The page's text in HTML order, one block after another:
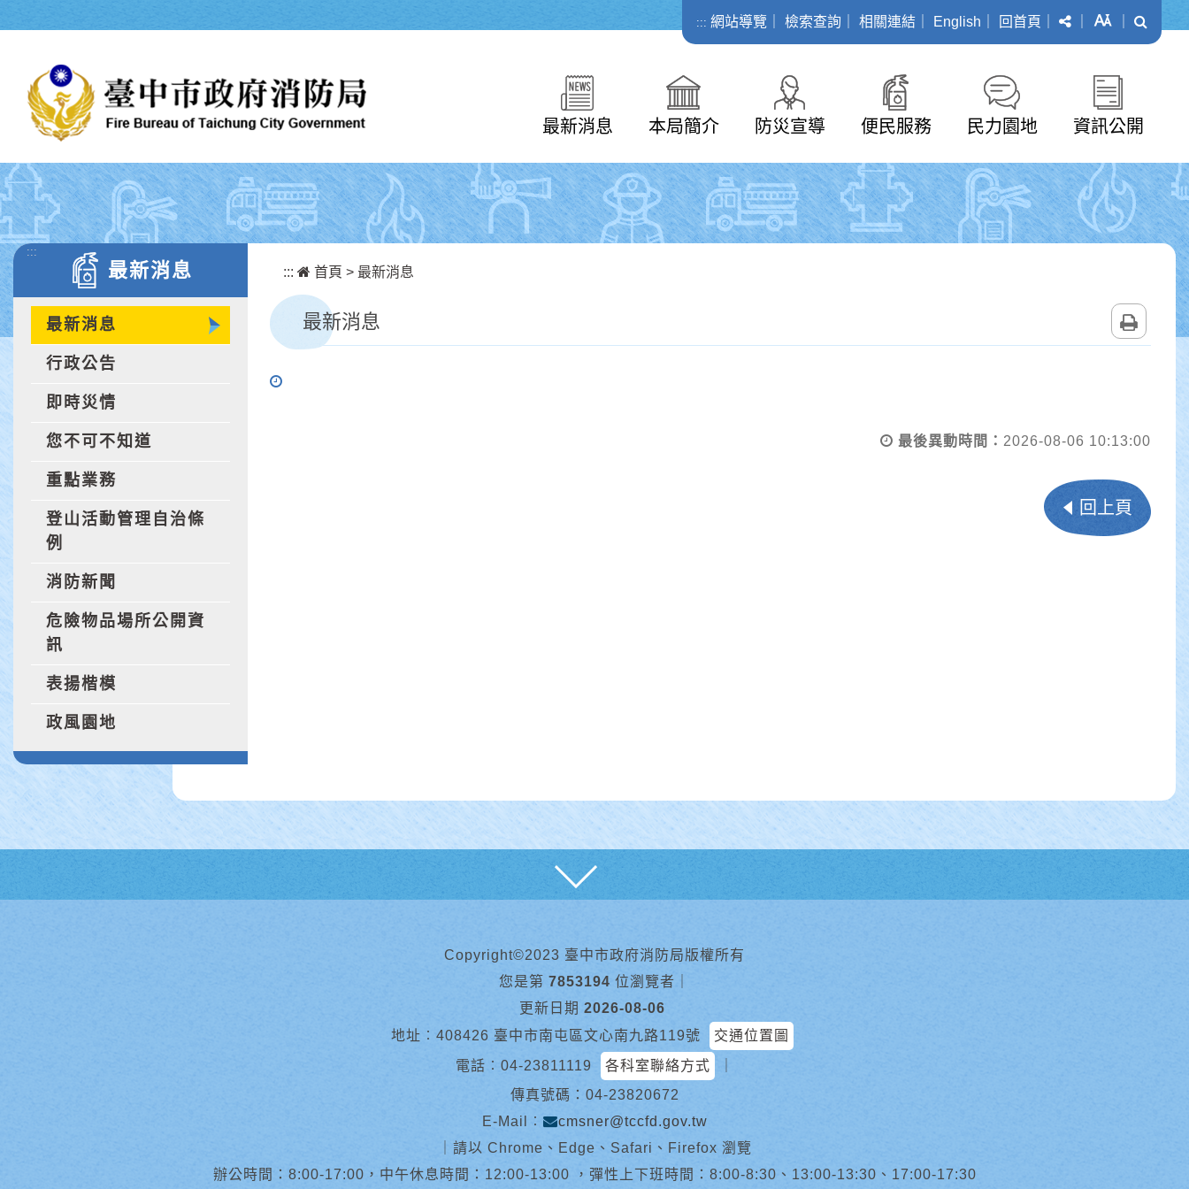
::: 網站導覽 檢索查詢 相關連結 English 回首頁 分享 字級
最新消息 本局簡介 防災宣導 便民服務 民力園地 資訊公開
:::
最新消息
最新消息
行政公告
即時災情
您不可不知道
重點業務
登山活動管理自治條
例
消防新聞
危險物品場所公開資
訊
表揚楷模
政風園地
::: 首頁 > 最新消息
最新消息
最後異動時間： 2026-08-06 10:13:00
回上頁
Copyright©2023 臺中市政府消防局版權所有
您是第 7853194 位瀏覽者
更新日期 2026-08-06
地址︰408426 臺中市南屯區文心南九路119號
交通位置圖
電話︰ 04-23811119 各科室聯絡方式
傳真號碼：04-23820672
E-Mail︰
cmsner@tccfd.gov.tw
請以 Chrome、Edge、Safari、Firefox 瀏覽
辦公時間：8:00-17:00，中午休息時間：12:00-13:00 ，彈性上下班時間：8:00-8:30、13:00-13:30、17:00-17:30